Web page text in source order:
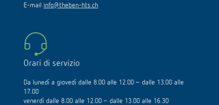
E-mail info@theben-hts.ch
Orari di servizio
Da lunedì a giovedì dalle 8.00 alle 12.00 – dalle 13.00 alle
17.00
venerdì dalle 8.00 alle 12.00 – dalle 13.00 alle 16.30